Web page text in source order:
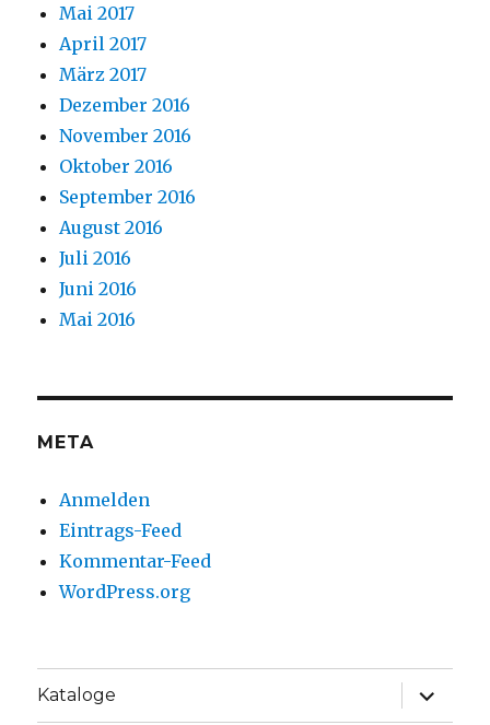
Mai 2017
April 2017
März 2017
Dezember 2016
November 2016
Oktober 2016
September 2016
August 2016
Juli 2016
Juni 2016
Mai 2016
META
Anmelden
Eintrags-Feed
Kommentar-Feed
WordPress.org
Kataloge